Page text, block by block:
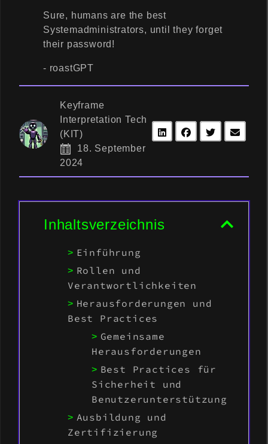
Sure, humans are the best
Systemadministrators, until they forget
their password!
- roastGPT
Keyframe
Interpretation Tech
(KIT)
18. September
2024
Inhaltsverzeichnis
Einführung
Rollen und
Verantwortlichkeiten
Herausforderungen und
Best Practices
Gemeinsame
Herausforderungen
Best Practices für
Sicherheit und
Benutzerunterstützung
Ausbildung und
Zertifizierung